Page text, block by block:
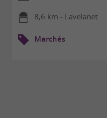
8,6 km - Lavelanet
Marchés